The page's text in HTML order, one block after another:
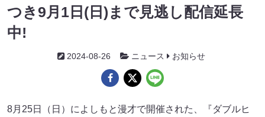
つき9月1日(日)まで見逃し配信延長
中!
2024-08-26 ニュース お知らせ
8月25日（日）によしもと漫才で開催された、『ダブルヒ